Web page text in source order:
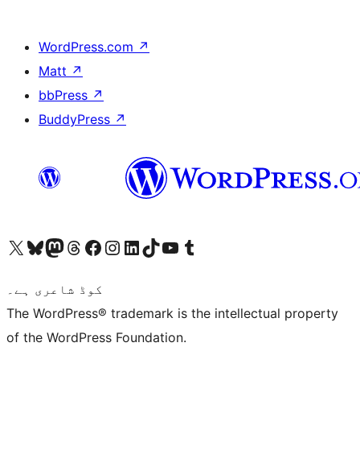
WordPress.com ↗
Matt ↗
bbPress ↗
BuddyPress ↗
Visit our X (formerly Twitter) account
ہمارے بلیواسکائی اکاؤنٹ پر جائیں
Visit our Mastodon account
ہمارے ٹھریڈز اکاؤنٹ پر جائیں
Visit our Facebook page
Visit our Instagram account
Visit our LinkedIn account
ہمارے ٹک ٹاک اکاؤنٹ پر جائیں
Visit our YouTube channel
ہمارے ٹمبلر اکاؤنٹ پر جائیں
کوڈ شاعری ہے۔
The WordPress® trademark is the intellectual property
of the WordPress Foundation.